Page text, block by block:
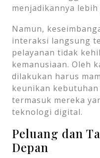
menjadikannya
Namun,
interaksi langsung
pelayanan tidak
kemanusiaan. Oleh
dilakukan harus
keunikan
termasuk mereka
teknologi digital.
Peluang dan
Depan